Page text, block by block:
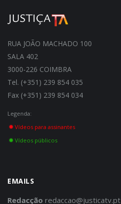
RUA JOÃO MACHADO 100
SALA 402
3000-226 COIMBRA
Tel. (+351) 239 854 035
Fax (+351) 239 854 034
Legenda:
Vídeos para assinantes
Vídeos públicos
EMAILS
Redacção redaccao@justicatv.pt